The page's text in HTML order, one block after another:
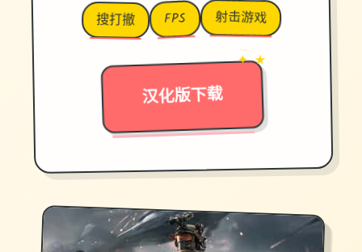
搜打撤 FPS 射击游戏
汉化版下载
→
✦ ★